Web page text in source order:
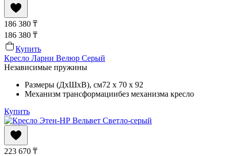
186 380 ₸
186 380 ₸
Купить
Кресло Ларни Велюр Серый
Независимые пружины
Размеры (ДхШхВ), см72 x 70 x 92
Механизм трансформациибез механизма кресло
Купить
223 670 ₸